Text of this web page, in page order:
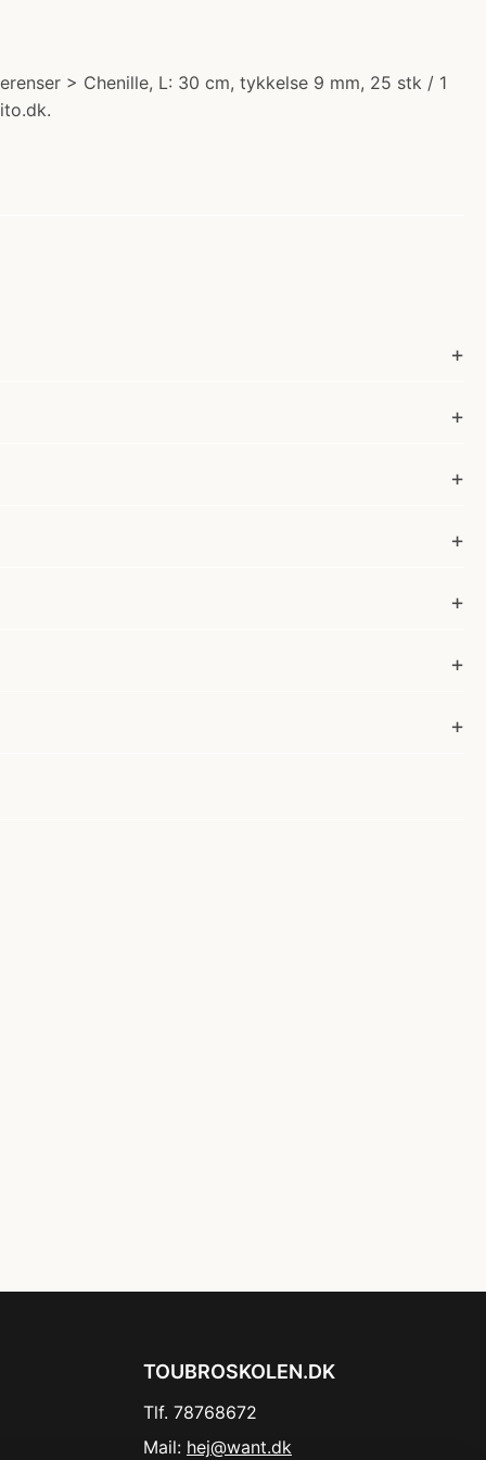
> Chenille, L: 30 cm, tykkelse 9 mm, 25 stk / 1
TOUBROSKOLEN.DK
Tlf. 78768672
Mail: hej@want.dk